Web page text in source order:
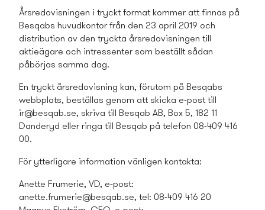
Årsredovisningen i tryckt format kommer att finnas på
Besqabs huvudkontor från den 23 april 2019 och
distribution av den tryckta årsredovisningen till
aktieägare och intressenter som beställt sådan
påbörjas samma dag.
En tryckt årsredovisning kan, förutom på Besqabs
webbplats, beställas genom att skicka e-post till
ir@besqab.se, skriva till Besqab AB, Box 5, 182 11
Danderyd eller ringa till Besqab på telefon 08-409 416
00.
För ytterligare information vänligen kontakta:
Anette Frumerie, VD, e-post:
anette.frumerie@besqab.se, tel: 08-409 416 20